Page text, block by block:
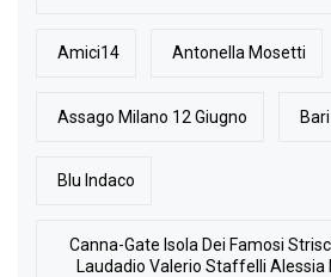
Amici14 Antonella Mosetti
Assago Milano 12 Giugno Bari
Blu Indaco
Canna-Gate Isola Dei Famosi
Laudadio Valerio Staffelli Alessia